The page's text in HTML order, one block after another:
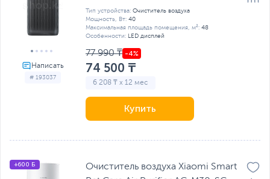
# 193037
Тип устройства: Очиститель воздуха
Мощность, Вт: 40
Максимальная площадь помещения, м²: 48
Особенности:
LED дисплей
77 990 ₸
74 500 ₸
6 208 ₸ x 12 мес
Купить
+600 Б
Очиститель воздуха Xiaomi Smart